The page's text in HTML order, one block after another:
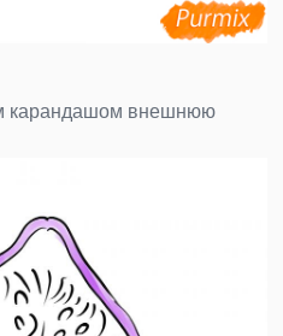
карандашом внешнюю